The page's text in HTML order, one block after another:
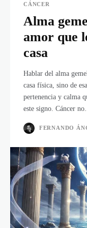
CÁNCER
Alma
amor que
casa
Hablar del alma
casa física, sino de
pertenencia y calma
este signo. Cáncer no...
FERNANDO